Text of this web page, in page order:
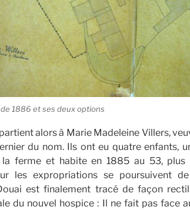
1886 et ses deux options
alors à Marie Madeleine Villers,
du nom. Ils ont eu quatre enfants,
ferme et habite en 1885 au 53, plus
les expropriations se poursuivent
est finalement tracé de façon
du nouvel hospice : Il ne fait pas face